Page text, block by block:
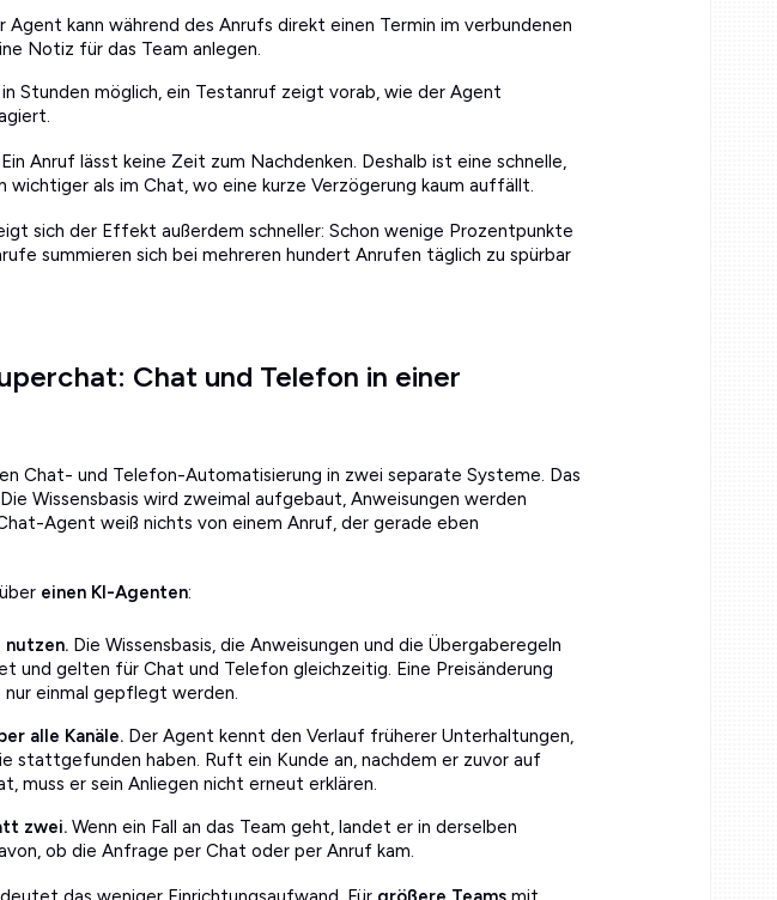
Agent kann während des Anrufs direkt einen Termin im verbundenen
Notiz für das Team anlegen.
Stunden möglich, ein Testanruf zeigt vorab, wie der Agent
Anruf lässt keine Zeit zum Nachdenken. Deshalb ist eine schnelle,
wichtiger als im Chat, wo eine kurze Verzögerung kaum auffällt.
sich der Effekt außerdem schneller: Schon wenige Prozentpunkte
summieren sich bei mehreren hundert Anrufen täglich zu spürbar
Chat und Telefon in einer
Chat- und Telefon-Automatisierung in zwei separate Systeme. Das
Wissensbasis wird zweimal aufgebaut, Anweisungen werden
Agent weiß nichts von einem Anruf, der gerade eben
einen KI-Agenten:
nutzen. Die Wissensbasis, die Anweisungen und die Übergaberegeln
und gelten für Chat und Telefon gleichzeitig. Eine Preisänderung
nur einmal gepflegt werden.
alle Kanäle. Der Agent kennt den Verlauf früherer Unterhaltungen,
stattgefunden haben. Ruft ein Kunde an, nachdem er zuvor auf
muss er sein Anliegen nicht erneut erklären.
zwei. Wenn ein Fall an das Team geht, landet er in derselben
ob die Anfrage per Chat oder per Anruf kam.